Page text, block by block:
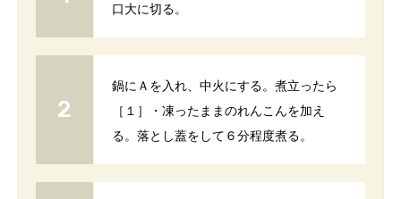
口大に切る。
鍋にＡを入れ、中火にする。煮立ったら
［１］・凍ったままのれんこんを加え
る。落とし蓋をして６分程度煮る。